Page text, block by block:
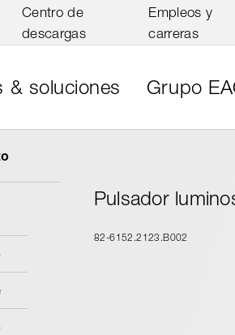
Centro de
descargas
Empleos y
carreras
& soluciones Grupo
Pulsador
82-6152.2123.B002